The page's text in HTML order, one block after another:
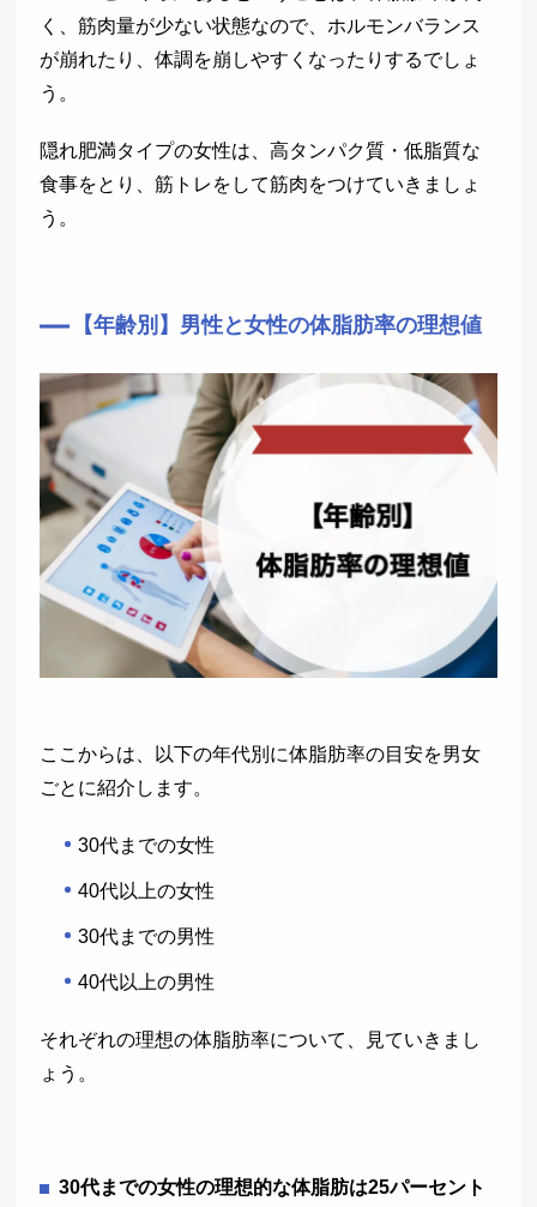
く、筋肉量が少ない状態なので、ホルモンバランス
が崩れたり、体調を崩しやすくなったりするでしょ
う。
隠れ肥満タイプの女性は、高タンパク質・低脂質な
食事をとり、筋トレをして筋肉をつけていきましょ
う。
【年齢別】男性と女性の体脂肪率の理想値
ここからは、以下の年代別に体脂肪率の目安を男女
ごとに紹介します。
30代までの女性
40代以上の女性
30代までの男性
40代以上の男性
それぞれの理想の体脂肪率について、見ていきまし
ょう。
30代までの女性の理想的な体脂肪は25パーセント